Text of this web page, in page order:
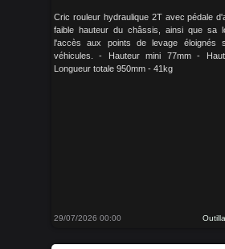
Cric rouleur hydraulique 2T avec pédale
faible hauteur du châssis, ainsi que sa
l'accès aux points de levage éloignés
véhicules. - Hauteur mini 77mm -
Longueur totale 950mm - 41kg
29/07/2026 00:00